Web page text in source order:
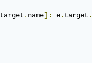
target . name]: e. target .